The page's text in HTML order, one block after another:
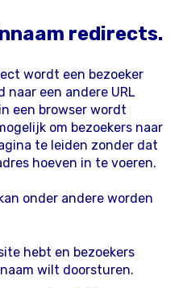
redirects.
wordt een bezoeker
een andere URL
een browser wordt
om bezoekers naar
te leiden zonder dat
hoeven in te voeren.
onder andere worden
hebt en bezoekers
wilt doorsturen.